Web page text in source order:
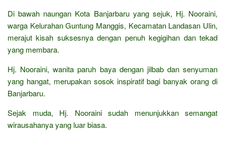
Di bawah naungan Kota Banjarbaru yang sejuk, Hj. Nooraini,
warga Kelurahan Guntung Manggis, Kecamatan Landasan Ulin,
merajut kisah suksesnya dengan penuh kegigihan dan tekad
yang membara.
Hj. Nooraini, wanita paruh baya dengan jilbab dan senyuman
yang hangat, merupakan sosok inspiratif bagi banyak orang di
Banjarbaru.
Sejak muda, Hj. Nooraini sudah menunjukkan semangat
wirausahanya yang luar biasa.